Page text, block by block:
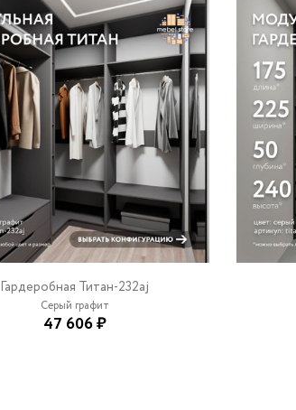
Гардеробная Титан-232aj
Серый графит
47 606 ₽